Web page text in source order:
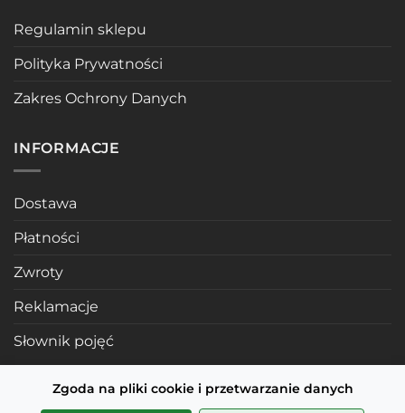
Zgoda na pliki cookie i przetwarzanie danych
Regulamin sklepu
Polityka Prywatności
Zakres Ochrony Danych
INFORMACJE
Dostawa
Płatności
Zwroty
Reklamacje
Słownik pojęć
POLECANE STRONY